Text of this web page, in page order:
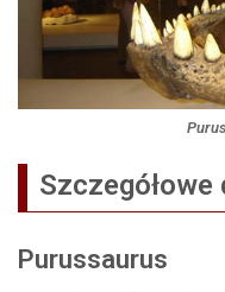
Szczegółowe
Purussaurus